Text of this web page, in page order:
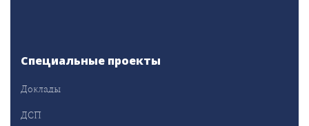
Специальные проекты
Доклады
ДСП